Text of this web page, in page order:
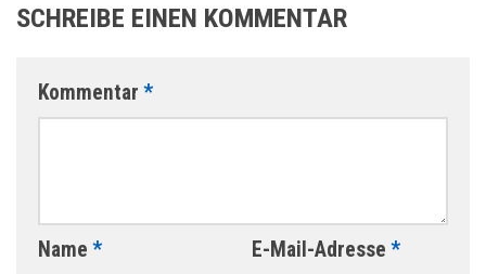
SCHREIBE EINEN KOMMENTAR
Kommentar *
Name * E-Mail-Adresse *